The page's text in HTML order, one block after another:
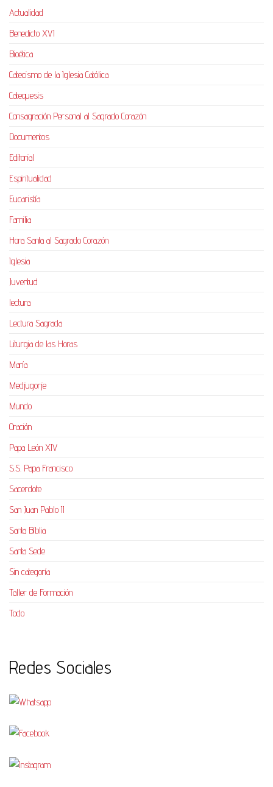
Actualidad
Benedicto XVI
Bioética
Catecismo de la Iglesia Católica
Catequesis
Consagración Personal al Sagrado Corazón
Documentos
Editorial
Espiritualidad
Eucaristía
Familia
Hora Santa al Sagrado Corazón
Iglesia
Juventud
lectura
Lectura Sagrada
Liturgia de las Horas
María
Medjugorje
Mundo
Oración
Papa León XIV
S.S. Papa Francisco
Sacerdote
San Juan Pablo II
Santa Biblia
Santa Sede
Sin categoría
Taller de Formación
Todo
Redes Sociales